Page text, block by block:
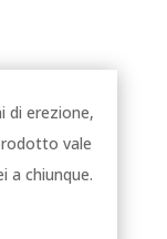
di erezione,
vale
a chiunque.